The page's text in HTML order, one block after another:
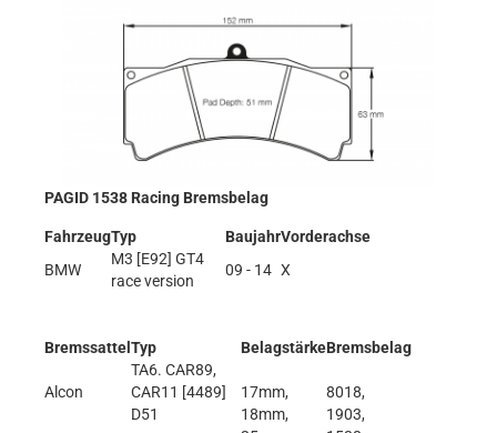
PAGID 1538 Racing Bremsbelag
FahrzeugTyp BaujahrVorderachse
BMW
M3 [E92] GT4
race version
09 - 14 X
Bremssattel Typ BelagstärkeBremsbelag
Alcon
TA6. CAR89,
CAR11 [4489]
D51
17mm,
18mm,
8018,
1903,